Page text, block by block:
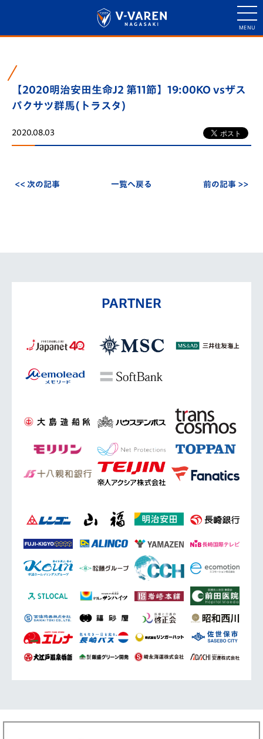
【2020明治安田生命J2 第11節】19:00KO vsザス
パクサツ群馬(トラスタ)
2020.08.03
<< 次の記事 一覧へ戻る 前の記事 >>
PARTNER